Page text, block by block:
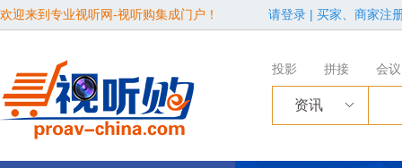
欢迎来到专业视听网-视听购集成门户！ 请登录 | 买家、商家注
投影 拼接 会议
资讯